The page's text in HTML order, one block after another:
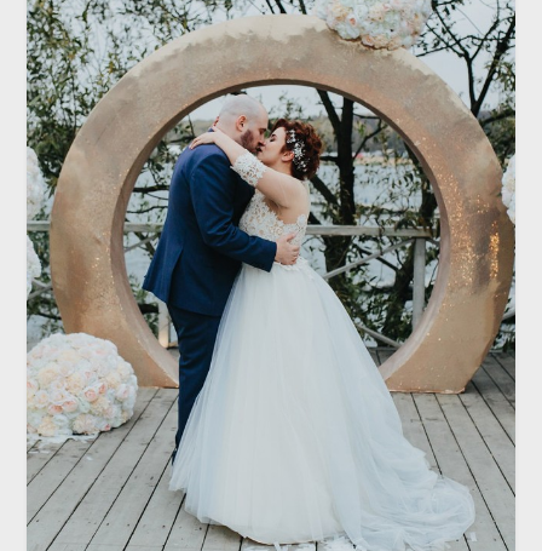
СВАДЬБА
Вдохновение BVLGARI. Свадьба
Андрея и Веры